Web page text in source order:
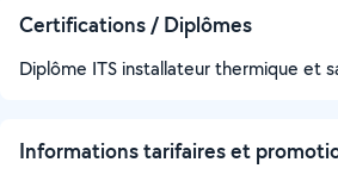
Certifications / Diplômes
Diplôme ITS installateur thermique et
Informations tarifaires et